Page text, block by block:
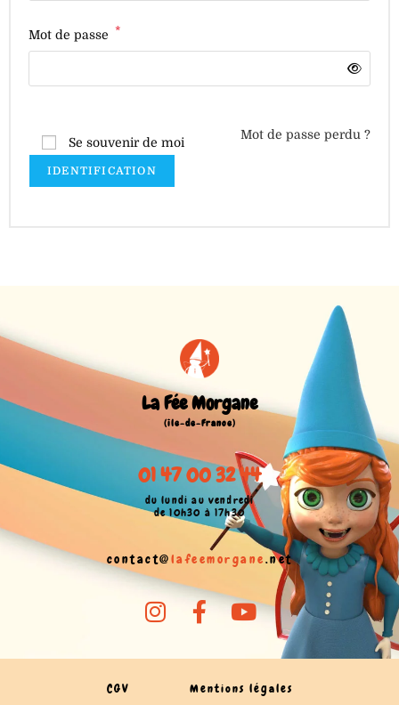
Mot de passe *
Se souvenir de moi
IDENTIFICATION
Mot de passe perdu ?
La Fée Morgane
(île-de-France)
01 47 00 32 44
du lundi au vendredi
de 10h30 à 17h30
contact@lafeemorgane.net
CGV Mentions légales